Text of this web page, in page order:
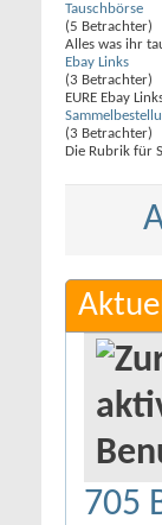
Tauschbörse
(5 Betrachter)
Alles was ihr
Ebay Links
(3 Betrachter)
EURE Ebay
(3 Betrachter)
Die Rubrik für
705